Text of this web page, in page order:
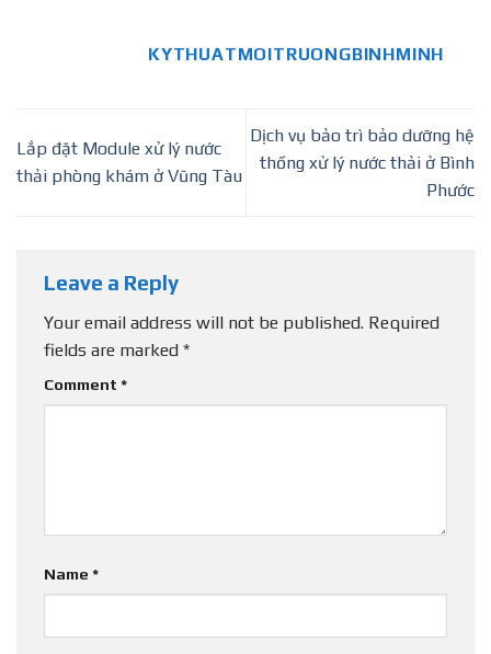
KYTHUATMOITRUONGBINHMINH
Lắp đặt Module xử lý nước
thải phòng khám ở Vũng Tàu
Dịch vụ bảo trì bảo dưỡng hệ
thống xử lý nước thải ở Bình
Phước
Leave a Reply
Your email address will not be published. Required
fields are marked *
Comment *
Name *